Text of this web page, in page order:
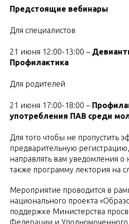
Предстоящие вебинары
Для специалистов
21 июня 12:00-13:00 –
Профилактика
Для родителей
21 июня 17:00-18:00 –
употребления ПАВ среди
Для того чтобы не пропустить
предварительную
направлять вам уведомления о
также программу лектория на
Мероприятие проводится в
национального проекта
поддержке Министерства
Федерации и